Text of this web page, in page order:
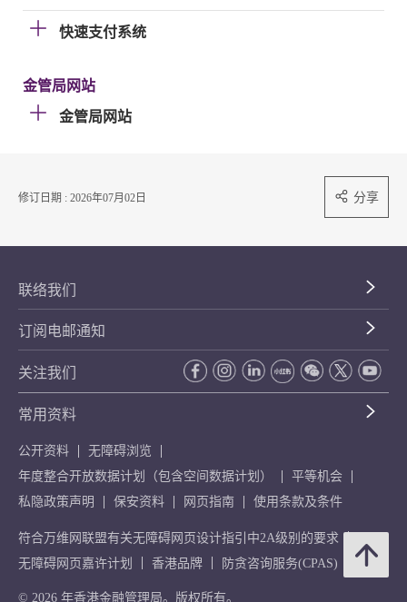
快速支付系统
金管局网站
金管局网站
修订日期 : 2026年07月02日 分享
联络我们
订阅电邮通知
关注我们
常用资料
公开资料
无障碍浏览
年度整合开放数据计划（包含空间数据计划）
平等机会
私隐政策声明
保安资料 网页指南 使用条款及条件
符合万维网联盟有关无障碍网页设计指引中2A级别的要求
无障碍网页嘉许计划
香港品牌 防贪咨询服务(CPAS)
© 2026 年香港金融管理局。版权所有。